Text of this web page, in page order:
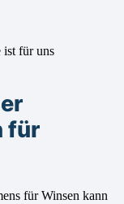
ist für uns
für
für Winsen kann